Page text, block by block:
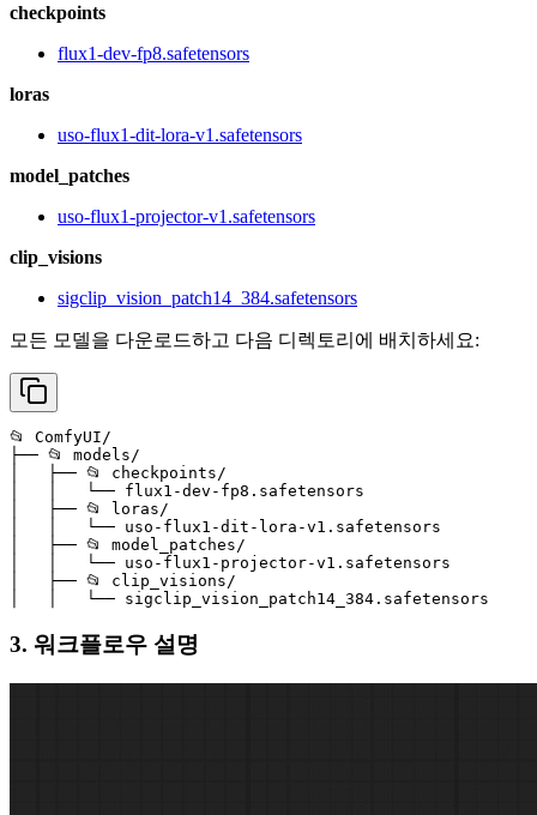
checkpoints
flux1-dev-fp8.safetensors
loras
uso-flux1-dit-lora-v1.safetensors
model_patches
uso-flux1-projector-v1.safetensors
clip_visions
sigclip_vision_patch14_384.safetensors
모든 모델을 다운로드하고 다음 디렉토리에 배치하세요:
📂 ComfyUI/
├── 📂 models/
│   ├── 📂 checkpoints/
│   │   └── flux1-dev-fp8.safetensors
│   ├── 📂 loras/
│   │   └── uso-flux1-dit-lora-v1.safetensors
│   ├── 📂 model_patches/
│   │   └── uso-flux1-projector-v1.safetensors
│   ├── 📂 clip_visions/
│   │   └── sigclip_vision_patch14_384.safetensors
3. 워크플로우 설명